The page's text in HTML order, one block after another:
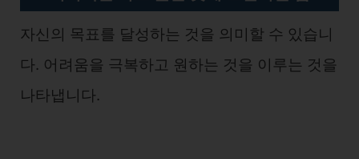
자신의 목표를 달성하는 것을 의미할 수 있습니
다. 어려움을 극복하고 원하는 것을 이루는 것을
나타냅니다.